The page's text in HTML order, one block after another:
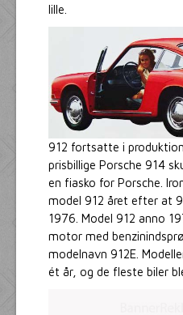
lille.
912 fortsatte i
prisbillige Porsche 914
en fiasko for Porsche.
model 912 året efter at
1976. Model 912 anno
motor med
modelnavn 912E.
ét år, og de fleste biler